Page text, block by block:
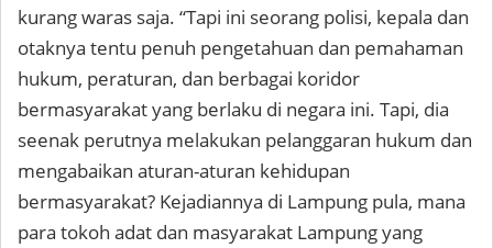
kurang waras saja. “Tapi ini seorang polisi, kepala dan
otaknya tentu penuh pengetahuan dan pemahaman
hukum, peraturan, dan berbagai koridor
bermasyarakat yang berlaku di negara ini. Tapi, dia
seenak perutnya melakukan pelanggaran hukum dan
mengabaikan aturan-aturan kehidupan
bermasyarakat? Kejadiannya di Lampung pula, mana
para tokoh adat dan masyarakat Lampung yang